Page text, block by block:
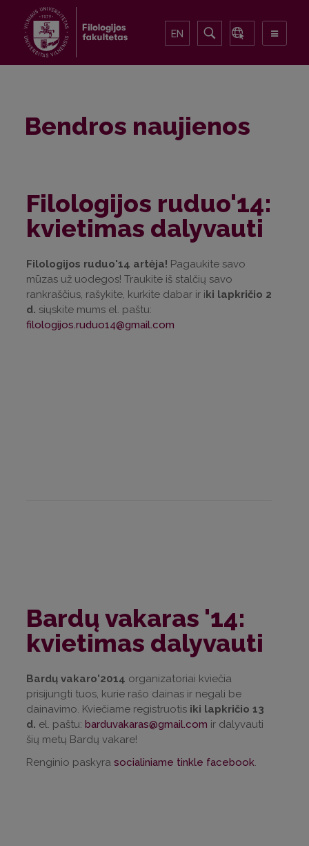
EN
Bendros naujienos
Filologijos ruduo'14:
kvietimas dalyvauti
Filologijos ruduo'14 artėja! Pagaukite savo
mūzas už uodegos! Traukite iš stalčių savo
rankraščius, rašykite, kurkite dabar ir iki lapkričio 2
d. siųskite mums el. paštu:
filologijos.ruduo14@gmail.com
Bardų vakaras '14:
kvietimas dalyvauti
Bardų vakaro'2014 organizatoriai kviečia
prisijungti tuos, kurie rašo dainas ir negali be
dainavimo. Kviečiame registruotis iki lapkričio 13
d. el. paštu: barduvakaras@gmail.com ir dalyvauti
šių metų Bardų vakare!
Renginio paskyra socialiniame tinkle facebook.